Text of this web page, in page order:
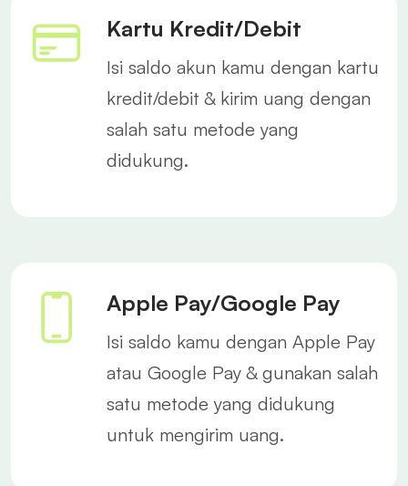
Kartu Kredit/Debit
Isi saldo akun kamu dengan kartu
kredit/debit & kirim uang dengan
salah satu metode yang
didukung.
Apple Pay/Google Pay
Isi saldo kamu dengan Apple Pay
atau Google Pay & gunakan salah
satu metode yang didukung
untuk mengirim uang.